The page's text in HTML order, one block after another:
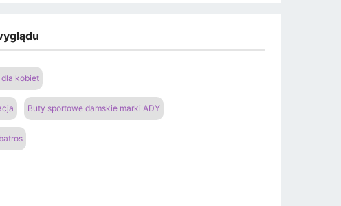
kobiet
Buty sportowe damskie marki ADY